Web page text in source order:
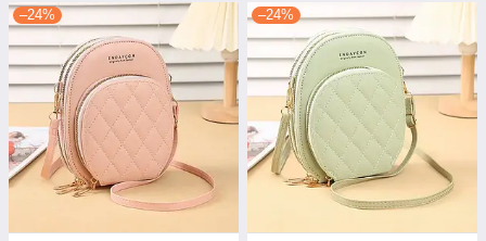
–24% –24%